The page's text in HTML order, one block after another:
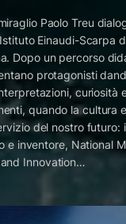
Paolo Treu
Einaudi-Scarpa
Dopo un percorso
protagonisti
curiosità
quando la cultura
del nostro futuro:
e inventore, National
Innovation…